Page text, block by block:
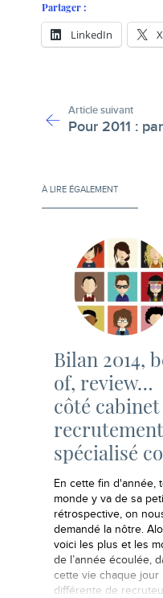
Partager :
LinkedIn X
Article suivant
Pour 2011 :
À LIRE ÉGALEMENT
Bilan 2014,
of, review…
côté
recrutement
spécialisé
En cette fin d'année,
monde y va de sa
rétrospective, on
demandé la nôtre.
voici les plus et les
de l’année écoulée,
cette vie chaque jour
différente de